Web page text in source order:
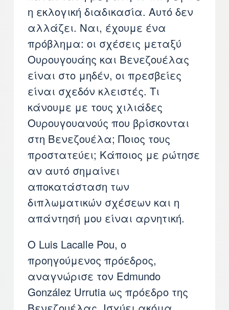
η εκλογική διαδικασία. Αυτό δεν
αλλάζει. Ναι, έχουμε ένα
πρόβλημα: οι σχέσεις μεταξύ
Ουρουγουάης και Βενεζουέλας
είναι στο μηδέν, οι πρεσβείες
είναι σχεδόν κλειστές. Τι
κάνουμε με τους χιλιάδες
Ουρουγουανούς που βρίσκονται
στη Βενεζουέλα; Ποιος τους
προστατεύει; Κάποιος με ρώτησε
αν αυτό σημαίνει
αποκατάσταση των
διπλωματικών σχέσεων και η
απάντησή μου είναι αρνητική.
Ο Luis Lacalle Pou, ο
προηγούμενος πρόεδρος,
αναγνώρισε τον Edmundo
González Urrutia ως πρόεδρο της